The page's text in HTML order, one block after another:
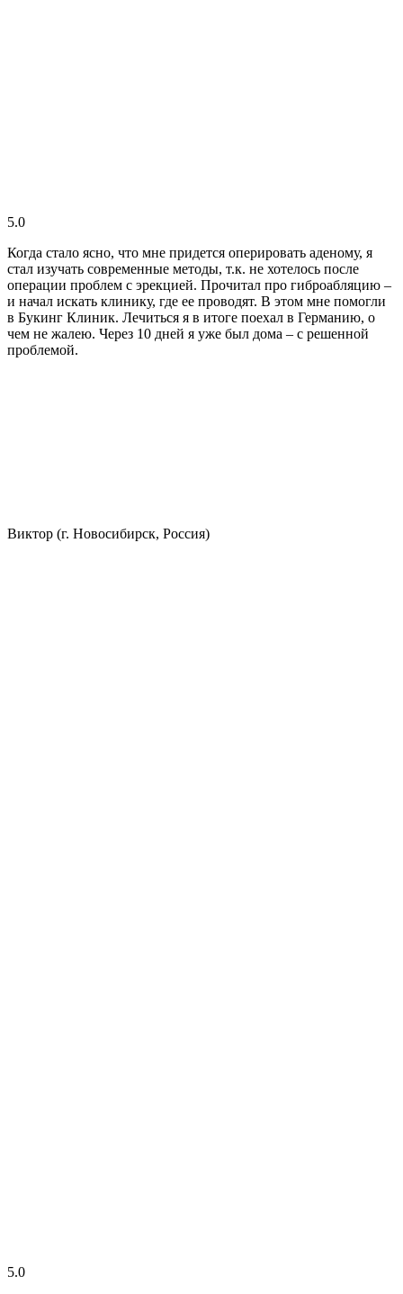
5.0
Когда стало ясно, что мне придется оперировать аденому, я
стал изучать современные методы, т.к. не хотелось после
операции проблем с эрекцией. Прочитал про гиброабляцию –
и начал искать клинику, где ее проводят. В этом мне помогли
в Букинг Клиник. Лечиться я в итоге поехал в Германию, о
чем не жалею. Через 10 дней я уже был дома – с решенной
проблемой.
Виктор (г. Новосибирск, Россия)
5.0